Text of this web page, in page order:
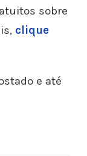
sobre
clique
e até